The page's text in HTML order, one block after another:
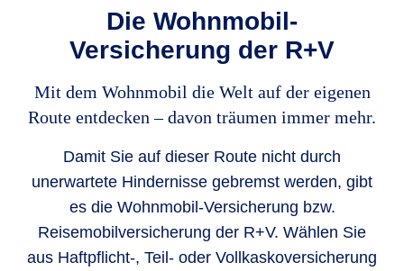
Die Wohnmobil-
Versicherung der R+V
Mit dem Wohnmobil die Welt auf der eigenen
Route entdecken – davon träumen immer mehr.
Damit Sie auf dieser Route nicht durch
unerwartete Hindernisse gebremst werden, gibt
es die Wohnmobil-Versicherung bzw.
Reisemobilversicherung der R+V. Wählen Sie
aus Haftpflicht-, Teil- oder Vollkaskoversicherung